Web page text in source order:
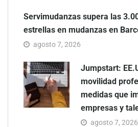
Servimudanzas supera las
estrellas en mudanzas en
agosto 7, 2026
Jumpstart:
movilidad
medidas que
empresas y
agosto 7, 2026